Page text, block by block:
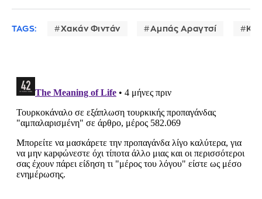
TAGS: Χακάν Φιντάν Αμπάς Αραγτσί